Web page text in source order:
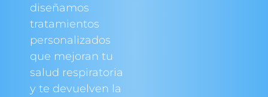
diseñamos
tratamientos
personalizados
que mejoran tu
salud respiratoria
y te devuelven la